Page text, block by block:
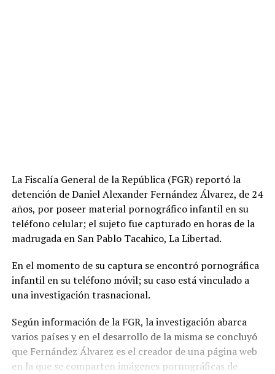
La Fiscalía General de la República (FGR) reportó la
detención de Daniel Alexander Fernández Álvarez, de 24
años, por poseer material pornográfico infantil en su
teléfono celular; el sujeto fue capturado en horas de la
madrugada en San Pablo Tacahico, La Libertad.
En el momento de su captura se encontró pornográfica
infantil en su teléfono móvil; su caso está vinculado a
una investigación trasnacional.
Según información de la FGR, la investigación abarca
varios países y en el desarrollo de la misma se concluyó
que Fernández Álvarez es el creador de una página web
en la que se comparten imágenes pornográficas de